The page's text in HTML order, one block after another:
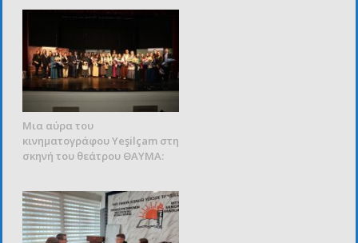
Μια αύρα του
κινηματογράφου Yeşilçam στη
σκηνή του θεάτρου ΘΑΥΜΑ: